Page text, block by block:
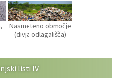
Nasmeteno območje
(divja odlagališča)
listi IV